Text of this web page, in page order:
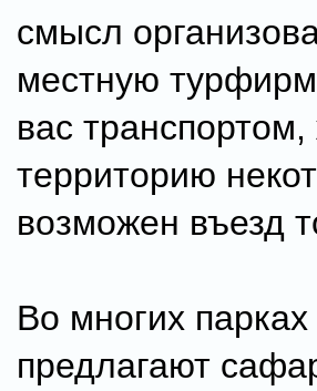
смысл
местную
вас
территорию
возможен въезд
Во многих
предлагают